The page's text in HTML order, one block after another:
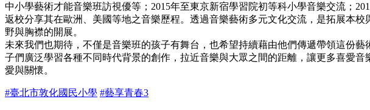
中小學藝術才能音樂班訪視優等；2015年至東京新宿學習院初等科小學音樂交流；
返校分享其在歐洲、美國等地之音樂歷程。透過音樂藝術多元文化交流，是拓展本
野與胸襟的開展。
未來我們也期待，不僅是音樂班的孩子有舞台，也希望持續藉由他們傳遞帶領這份
子們廣泛學習各種不同時代背景的創作，拉近音樂與大眾之間的距離，讓更多喜愛
愛與關懷。
#臺北市敦化國民小學 #藝享青春3